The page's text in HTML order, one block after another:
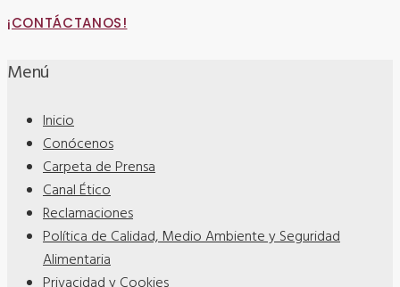
¡CONTÁCTANOS!
Menú
Inicio
Conócenos
Carpeta de Prensa
Canal Ético
Reclamaciones
Política de Calidad, Medio Ambiente y Seguridad
Alimentaria